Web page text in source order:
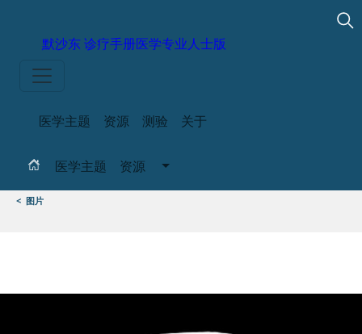
默沙东 诊疗手册医学专业人士版
医学主题 资源 测验 关于
医学主题 资源
< 图片